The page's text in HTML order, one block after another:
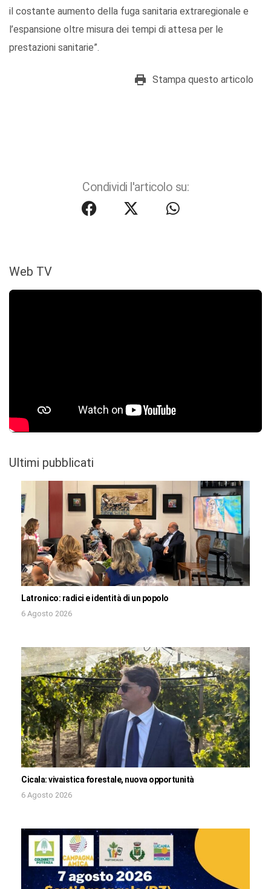
il costante aumento della fuga sanitaria extraregionale e
l’espansione oltre misura dei tempi di attesa per le
prestazioni sanitarie”.
Stampa questo articolo
Condividi l'articolo su:
Web TV
Ultimi pubblicati
Latronico: radici e identità di un popolo
6 Agosto 2026
Cicala: vivaistica forestale, nuova opportunità
6 Agosto 2026